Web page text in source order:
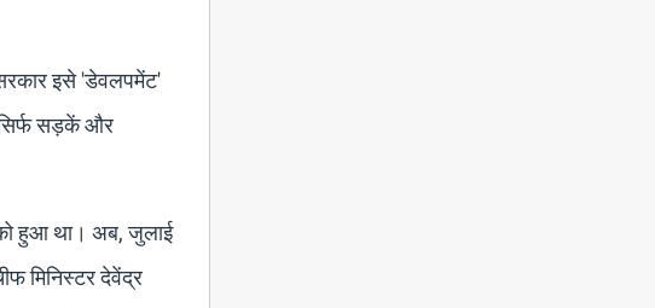
सरकार इसे 'डेवलपमेंट'
सिर्फ सड़कें और
को हुआ था। अब, जुलाई
मिनिस्टर देवेंद्र